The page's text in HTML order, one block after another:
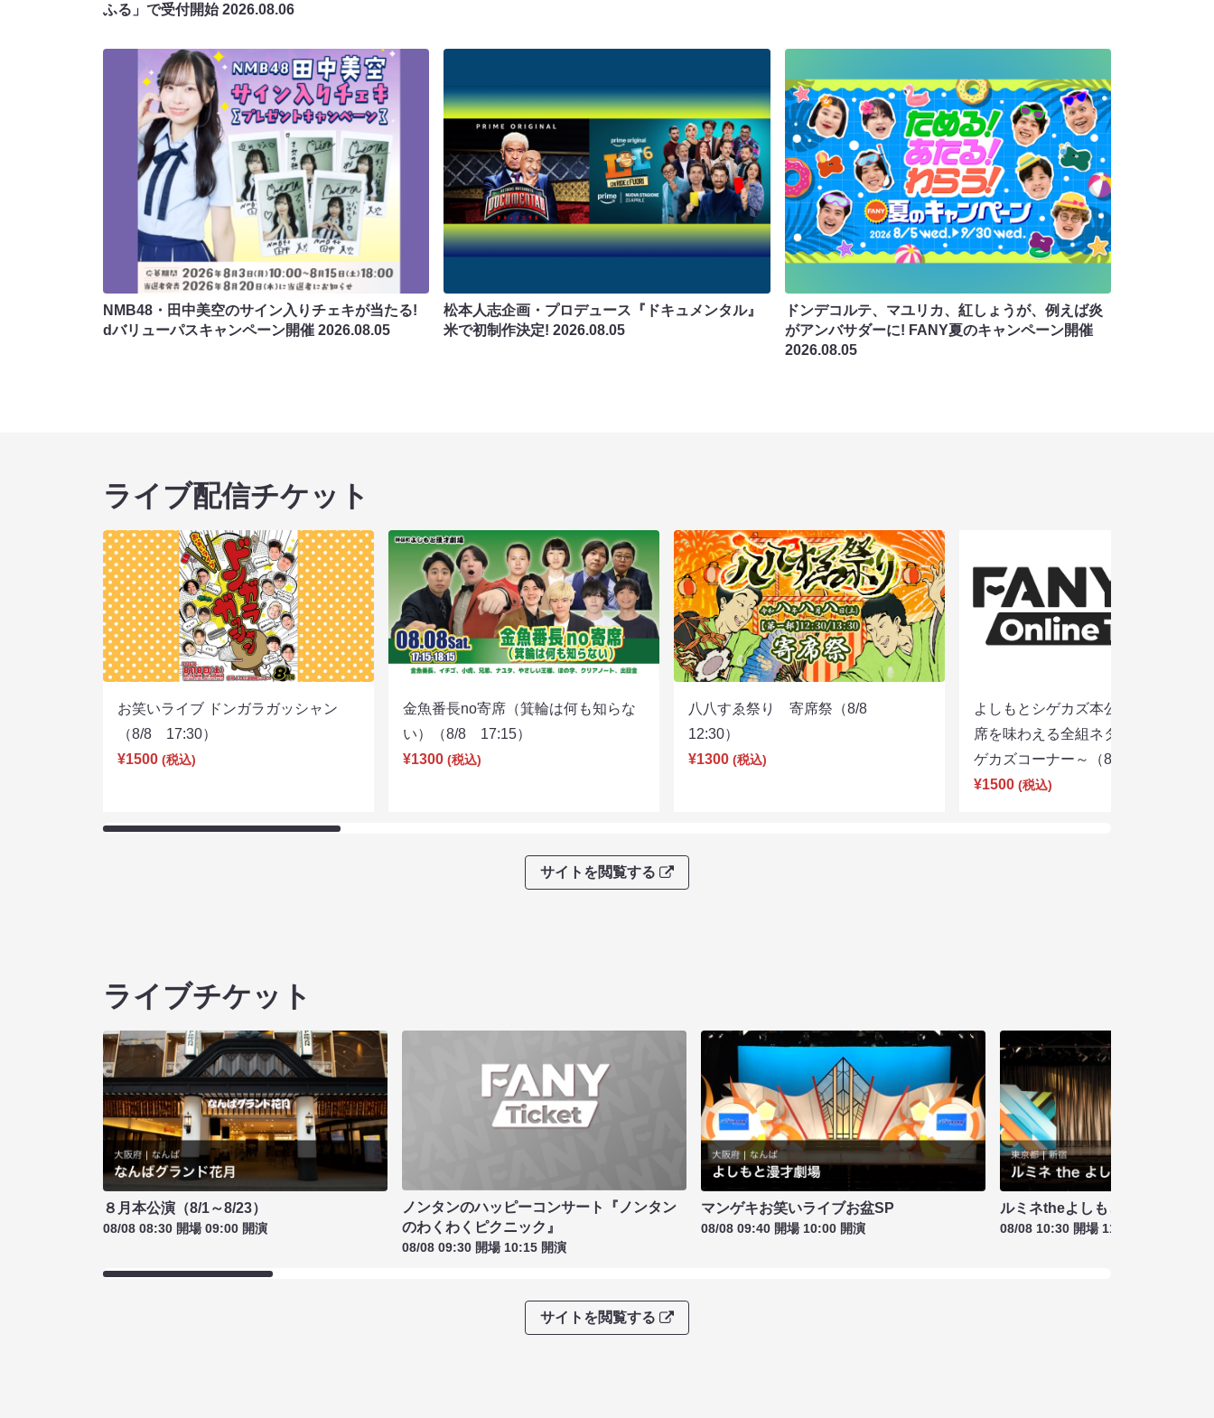
ふる」で受付開始2026.08.06
NMB48・田中美空のサイン入りチェキが当たる!
dバリューパスキャンペーン開催 2026.08.05
松本人志企画・プロデュース『ドキュメンタル』
米で初制作決定!2026.08.05
ドンデコルテ、マユリカ、紅しょうが、例えば炎
がアンバサダーに! FANY夏のキャンペーン開催
2026.08.05
ライブ配信チケット
お笑いライブ ドンガラガッシャン
（8/8 17:30）
¥1500 (税込)
金魚番長no寄席（箕輪は何も知らな
い）（8/8 17:15）
¥1300 (税込)
八八すゑ祭り 寄席祭（8/8
12:30）
¥1300 (税込)
よしもとシゲカズ本公演～本気の寄
席を味わえる全組ネタと大阪名物シ
ゲカズコーナー～（8/8 13:30）
¥1500 (税込)
サイトを閲覧する
ライブチケット
８月本公演（8/1～8/23）
08/08 08:30 開場 09:00 開演
ノンタンのハッピーコンサート『ノンタン
のわくわくピクニック』
08/08 09:30 開場 10:15 開演
マンゲキお笑いライブお盆SP
08/08 09:40 開場 10:00 開演
ルミネtheよしもと お盆特別興行
08/08 10:30 開場 11:00 開演
サイトを閲覧する